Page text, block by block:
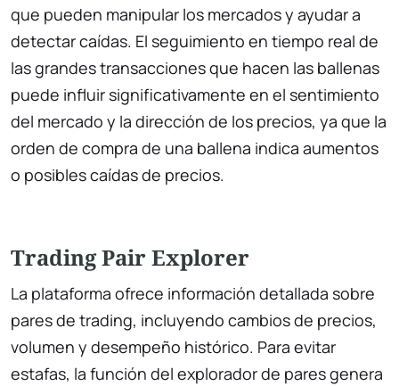
que pueden manipular los mercados y ayudar a
detectar caídas. El seguimiento en tiempo real de
las grandes transacciones que hacen las ballenas
puede influir significativamente en el sentimiento
del mercado y la dirección de los precios, ya que la
orden de compra de una ballena indica aumentos
o posibles caídas de precios.
Trading Pair Explorer
La plataforma ofrece información detallada sobre
pares de trading, incluyendo cambios de precios,
volumen y desempeño histórico. Para evitar
estafas, la función del explorador de pares genera